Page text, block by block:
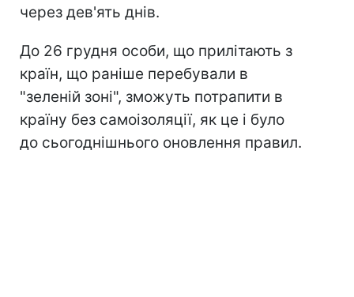
через дев'ять днів.
До 26 грудня особи, що прилітають з
країн, що раніше перебували в
"зеленій зоні", зможуть потрапити в
країну без самоізоляції, як це і було
до сьогоднішнього оновлення правил.